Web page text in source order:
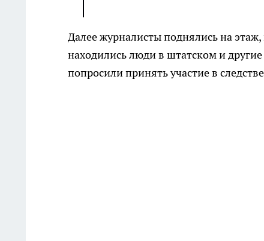
Далее журналисты поднялись на
находились люди в штатском и
попросили принять участие в